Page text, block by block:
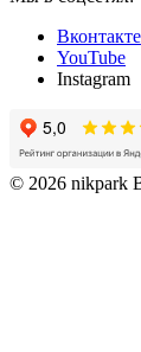
Вконтакте
YouTube
Instagram
© 2026 nikpark